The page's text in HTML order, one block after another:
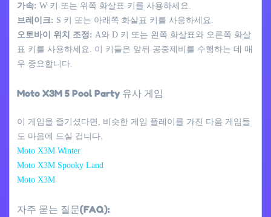
가속: W 키 또는 위쪽 화살표 키를 사용하세요.
브레이크: S 키 또는 아래쪽 화살표 키를 사용하세요.
오토바이 위치 조정: A와 D 키 또는 왼쪽 화살표와 오른쪽 화살
표 키를 사용하세요. 이 키들은 앞뒤 공중제비를 수행하는 데 매
우 중요합니다.
Moto X3M 5 Pool Party 유사 게임
이 게임을 즐기셨다면, 비슷한 게임 플레이를 가진 다음 게임들
도 마음에 드실 겁니다.
Moto X3M Winter
Moto X3M Spooky Land
Moto X3M
자주 묻는 질문(FAQ):